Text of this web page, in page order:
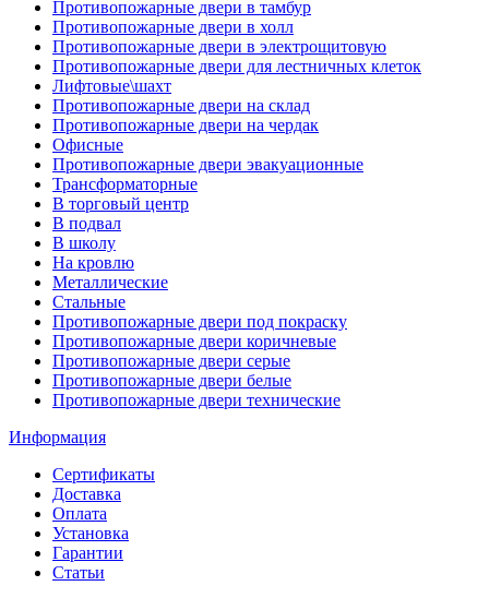
Противопожарные двери в тамбур
Противопожарные двери в холл
Противопожарные двери в электрощитовую
Противопожарные двери для лестничных клеток
Лифтовые\шахт
Противопожарные двери на склад
Противопожарные двери на чердак
Офисные
Противопожарные двери эвакуационные
Трансформаторные
В торговый центр
В подвал
В школу
На кровлю
Металлические
Стальные
Противопожарные двери под покраску
Противопожарные двери коричневые
Противопожарные двери серые
Противопожарные двери белые
Противопожарные двери технические
Информация
Сертификаты
Доставка
Оплата
Установка
Гарантии
Статьи